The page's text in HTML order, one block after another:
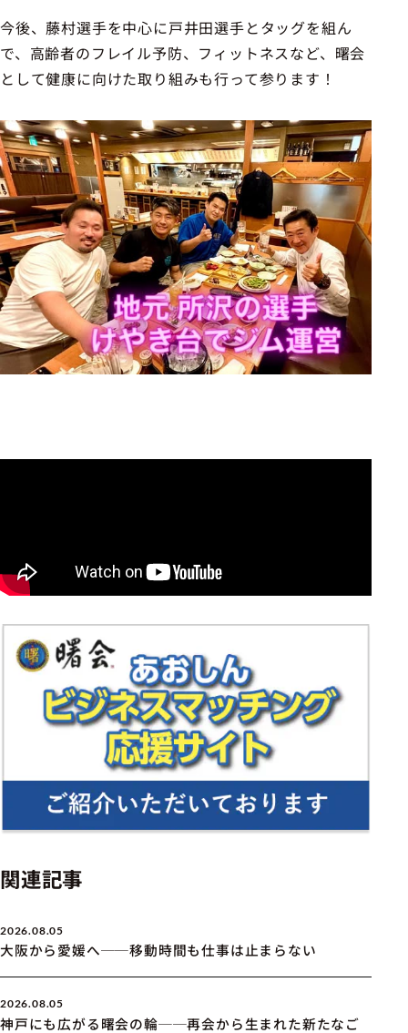
今後、藤村選手を中心に戸井田選手とタッグを組ん
で、高齢者のフレイル予防、フィットネスなど、曙会
として健康に向けた取り組みも行って参ります！
関連記事
2026.08.05
大阪から愛媛へ──移動時間も仕事は止まらない
2026.08.05
神戸にも広がる曙会の輪──再会から生まれた新たなご